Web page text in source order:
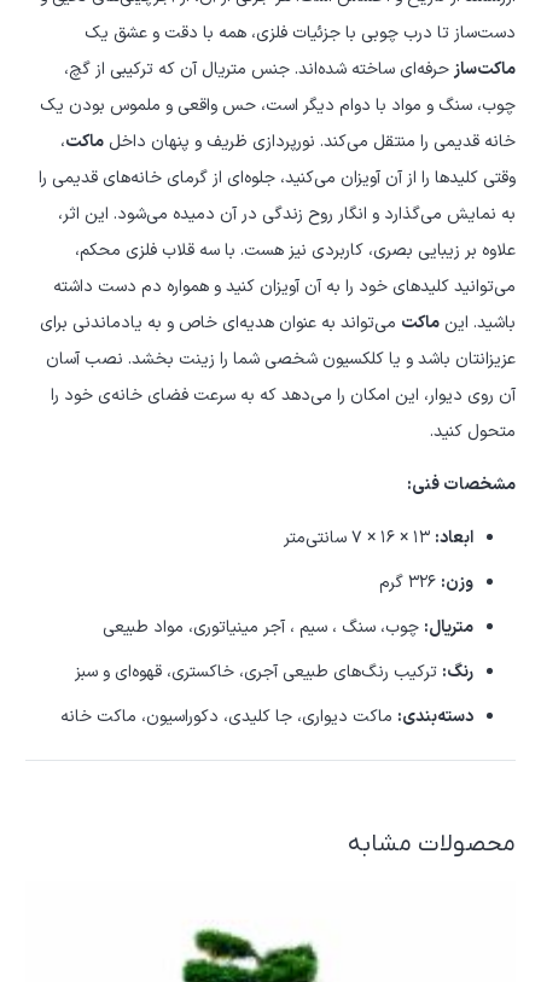
دست‌ساز تا درب چوبی با جزئیات فلزی، همه با دقت و عشق یک
ماکت‌سازحرفه‌ای ساخته شده‌اند. جنس متریال آن که ترکیبی از گچ،
چوب، سنگ و مواد با دوام دیگر است، حس واقعی و ملموس بودن یک
خانه قدیمی را منتقل می‌کند. نورپردازی ظریف و پنهان داخل ماکت،
وقتی کلیدها را از آن آویزان می‌کنید، جلوه‌ای از گرمای خانه‌های قدیمی را
به نمایش می‌گذارد و انگار روح زندگی در آن دمیده می‌شود. این اثر،
علاوه بر زیبایی بصری، کاربردی نیز هست. با سه قلاب فلزی محکم،
می‌توانید کلیدهای خود را به آن آویزان کنید و همواره دم دست داشته
باشید. این ماکت می‌تواند به عنوان هدیه‌ای خاص و به یادماندنی برای
عزیزانتان باشد و یا کلکسیون شخصی شما را زینت بخشد. نصب آسان
آن روی دیوار، این امکان را می‌دهد که به سرعت فضای خانه‌ی خود را
متحول کنید.
مشخصات فنی:
ابعاد:
وزن:
متریال: چوب، سنگ ، سیم ، آجر مینیاتوری، مواد طبیعی
رنگ: ترکیب رنگ‌های طبیعی آجری، خاکستری، قهوه‌ای و سبز
دسته‌بندی: ماکت دیواری، جا کلیدی، دکوراسیون، ماکت خانه
محصولات مشابه